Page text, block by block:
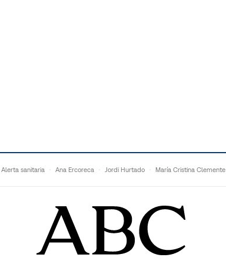
Alerta sanitaria Ana Ercoreca Jordi Hurtado María Cristina Clemente